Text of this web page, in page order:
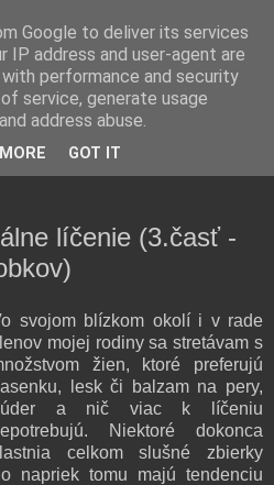
a všetko možné.
líčenie (3.časť -
svojom blízkom okolí i v rade
mojej rodiny sa stretávam s
žien, ktoré preferujú
lesk či balzam na pery,
a nič viac k líčeniu
Niektoré dokonca
celkom slušné zbierky
napriek tomu majú tendenciu
Google to deliver its services
IP address and user-agent are
performance and security
service, generate usage
address abuse.
GOT IT